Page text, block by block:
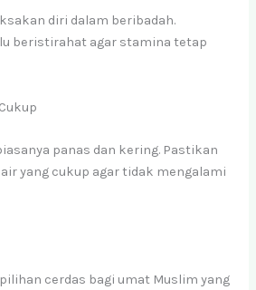
diri dalam beribadah.
beristirahat agar stamina tetap
panas dan kering. Pastikan
yang cukup agar tidak mengalami
pilihan cerdas bagi umat Muslim yang